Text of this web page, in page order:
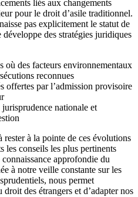
liés aux changements
pour le droit d’asile traditionnel.
pas explicitement le statut de
des stratégies juridiques
où des facteurs environnementaux
reconnues
offertes par l’admission provisoire
nationale et
rester à la pointe de ces évolutions
conseils les plus pertinents
approfondie du
à notre veille constante sur les
nous permet
des étrangers et d’adapter nos